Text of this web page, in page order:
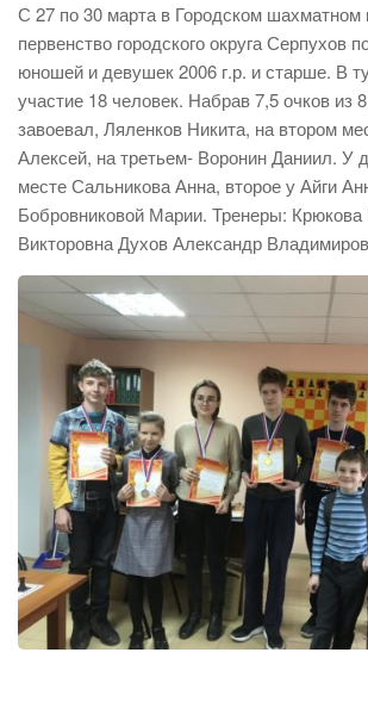
С 27 по 30 марта в Городском шахматном
первенство городского округа Серпухов
юношей и девушек 2006 г.р. и старше. В
участие 18 человек. Набрав 7,5 очков из
завоевал, Ляленков Никита, на втором
Алексей, на третьем- Воронин Даниил. У
месте Сальникова Анна, второе у Айги
Бобровниковой Марии. Тренеры:
Викторовна Духов Александр